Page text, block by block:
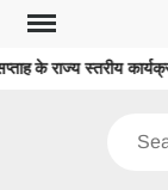
Skip
contentके राज्य स्तरीय